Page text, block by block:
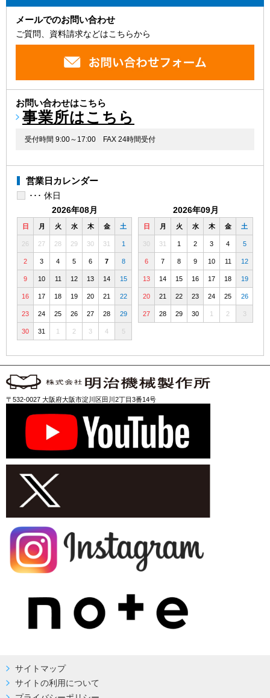
メールでのお問い合わせ
ご質問、資料請求などはこちらから
お問い合わせはこちら
事業所はこちら
受付時間 9:00～17:00 FAX 24時間受付
営業日カレンダー
･･･ 休日
2026年08月
日 月 火 水 木 金 土
26 27 28 29 30 31 1
2 3 4 5 6 7 8
9 10 11 12 13 14 15
16 17 18 19 20 21 22
23 24 25 26 27 28 29
30 31 1 2 3 4 5
2026年09月
日 月 火 水 木 金 土
30 31 1 2 3 4 5
6 7 8 9 10 11 12
13 14 15 16 17 18 19
20 21 22 23 24 25 26
27 28 29 30 1 2 3
〒532-0027 大阪府大阪市淀川区田川2丁目3番14号
サイトマップ
サイトの利用について